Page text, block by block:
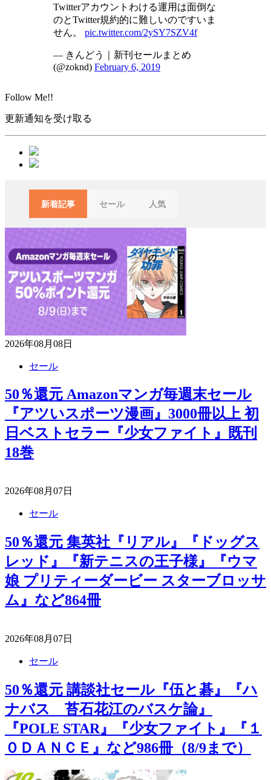
Twitterアカウントわける運用は面倒な
のとTwitter規約的に難しいのですいま
せん。 pic.twitter.com/2ySY7SZV4f
— きんどう｜新刊セールまとめ
(@zoknd) February 6, 2019
Follow Me!!
更新通知を受け取る
新着記事 セール 人気
2026年08月08日
セール
50％還元 Amazonマンガ毎週末セール
『アツいスポーツ漫画』3000冊以上 初
日ベストセラー『少女ファイト』既刊
18巻
2026年08月07日
セール
50％還元 集英社『リアル』『ドッグス
レッド』『新テニスの王子様』『ウマ
娘 プリティーダービー スターブロッサ
ム』など864冊
2026年08月07日
セール
50％還元 講談社セール『伍と碁』『ハ
ナバス 苔石花江のバスケ論』
『POLE STAR』『少女ファイト』『１
０ＤＡＮＣＥ』など986冊（8/9まで）